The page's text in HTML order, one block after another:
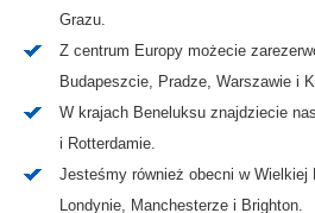
Grazu.
Z centrum Europy możecie
Budapeszcie, Pradze, Warszawie i
W krajach Beneluksu znajdziecie
i Rotterdamie.
Jesteśmy również obecni w Wielkiej
Londynie, Manchesterze i Brighton.